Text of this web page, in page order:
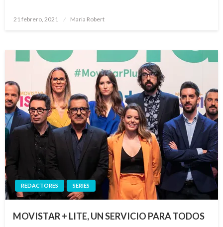
Publicado
21 febrero, 2021 Maria Robert
REDACTORES SERIES
MOVISTAR + LITE, UN SERVICIO PARA TODOS